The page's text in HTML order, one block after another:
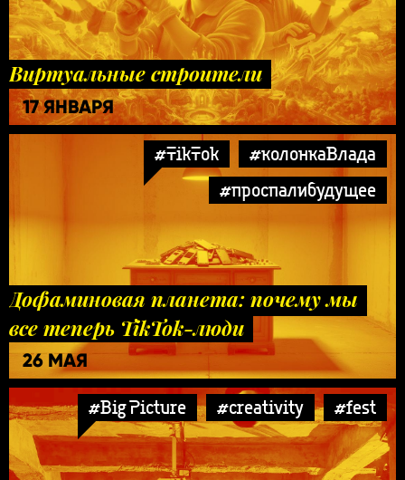
Виртуальные строители
17 ЯНВАРЯ
#TikTok
#колонкаВлада
#проспалибудущее
Дофаминовая планета: почему мы
все теперь TikTok-люди
26 МАЯ
#Big Picture #creativity #fest